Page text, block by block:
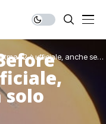
2 è ufficiale, anche se
solo